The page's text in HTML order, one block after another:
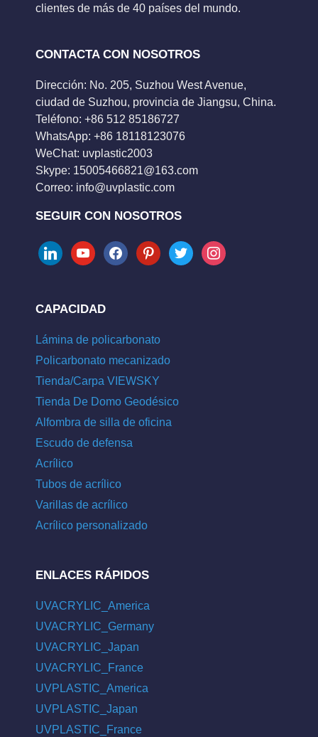
clientes de más de 40 países del mundo.
CONTACTA CON NOSOTROS
Dirección: No. 205, Suzhou West Avenue,
ciudad de Suzhou, provincia de Jiangsu, China.
Teléfono: +86 512 85186727
WhatsApp: +86 18118123076
WeChat: uvplastic2003
Skype: 15005466821@163.com
Correo: info@uvplastic.com
SEGUIR CON NOSOTROS
linkedinyoutubefacebookpinteresttwitter instagram
CAPACIDAD
Lámina de policarbonato
Policarbonato mecanizado
Tienda/Carpa VIEWSKY
Tienda De Domo Geodésico
Alfombra de silla de oficina
Escudo de defensa
Acrílico
Tubos de acrílico
Varillas de acrílico
Acrílico personalizado
ENLACES RÁPIDOS
UVACRYLIC_America
UVACRYLIC_Germany
UVACRYLIC_Japan
UVACRYLIC_France
UVPLASTIC_America
UVPLASTIC_Japan
UVPLASTIC_France